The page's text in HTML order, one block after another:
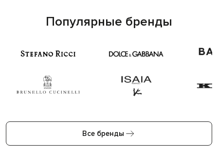
Популярные бренды
Все бренды